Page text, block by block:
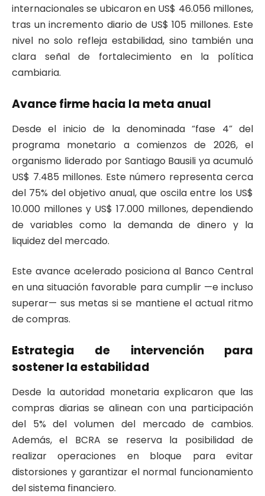
internacionales se ubicaron en US$ 46.056 millones,
tras un incremento diario de US$ 105 millones. Este
nivel no solo refleja estabilidad, sino también una
clara señal de fortalecimiento en la política
cambiaria.
Avance firme hacia la meta anual
Desde el inicio de la denominada “fase 4” del
programa monetario a comienzos de 2026, el
organismo liderado por Santiago Bausili ya acumuló
US$ 7.485 millones. Este número representa cerca
del 75% del objetivo anual, que oscila entre los US$
10.000 millones y US$ 17.000 millones, dependiendo
de variables como la demanda de dinero y la
liquidez del mercado.
Este avance acelerado posiciona al Banco Central
en una situación favorable para cumplir —e incluso
superar— sus metas si se mantiene el actual ritmo
de compras.
Estrategia de intervención para
sostener la estabilidad
Desde la autoridad monetaria explicaron que las
compras diarias se alinean con una participación
del 5% del volumen del mercado de cambios.
Además, el BCRA se reserva la posibilidad de
realizar operaciones en bloque para evitar
distorsiones y garantizar el normal funcionamiento
del sistema financiero.